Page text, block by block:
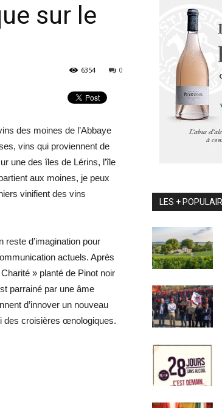
sur le
0
6354
des moines de l’Abbaye
vins qui proviennent de
une des îles de Lérins, l’île
aux moines, je peux
vinifient des vins
reste d’imagination pour
actuels. Après
» planté de Pinot noir
parrainé par une âme
d’innover un nouveau
des croisières œnologiques.
LES +